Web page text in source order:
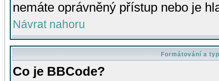
nemáte oprávněný přístup nebo je
Návrat nahoru
Formátování a
Co je BBCode?